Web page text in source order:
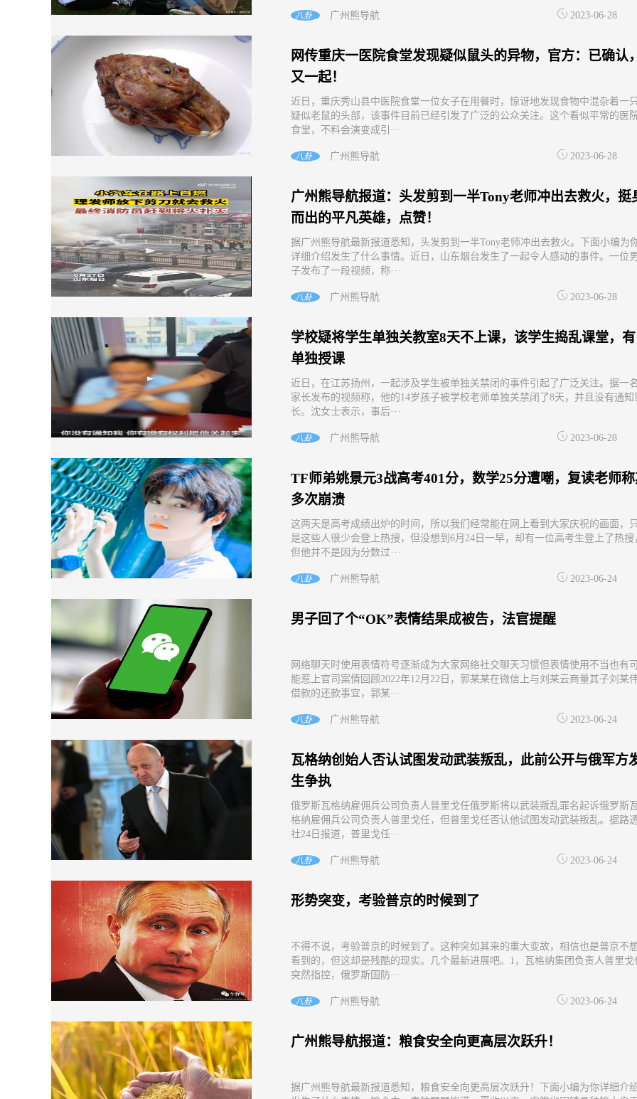
八卦 广州熊导航 2023-06-28
网传重庆一医院食堂发现疑似鼠头的异物，官方：已确认，
又一起！
近日，重庆秀山县中医院食堂一位女子在用餐时，惊讶地发现食物中混杂着一只
疑似老鼠的头部，该事件目前已经引发了广泛的公众关注。这个看似平常的医
食堂，不料会演变成引···
八卦 广州熊导航 2023-06-28
广州熊导航报道：头发剪到一半Tony老师冲出去救火，挺
而出的平凡英雄，点赞！
据广州熊导航最新报道悉知，头发剪到一半Tony老师冲出去救火。下面小编为
详细介绍发生了什么事情。近日，山东烟台发生了一起令人感动的事件。一位
子发布了一段视频，称···
八卦 广州熊导航 2023-06-28
学校疑将学生单独关教室8天不上课，该学生捣乱课堂，有
单独授课
近日，在江苏扬州，一起涉及学生被单独关禁闭的事件引起了广泛关注。据一名
家长发布的视频称，他的14岁孩子被学校老师单独关禁闭了8天，并且没有通知
长。沈女士表示，事后···
八卦 广州熊导航 2023-06-28
TF师弟姚景元3战高考401分，数学25分遭嘲，复读老师
多次崩溃
这两天是高考成绩出炉的时间，所以我们经常能在网上看到大家庆祝的画面，只
是这些人很少会登上热搜，但没想到6月24日一早，却有一位高考生登上了热搜
但他并不是因为分数过···
八卦 广州熊导航 2023-06-24
男子回了个“OK”表情结果成被告，法官提醒
网络聊天时使用表情符号逐渐成为大家网络社交聊天习惯但表情使用不当也有可
能惹上官司案情回顾2022年12月22日，郭某某在微信上与刘某云商量其子刘某
借款的还款事宜，郭某···
八卦 广州熊导航 2023-06-24
瓦格纳创始人否认试图发动武装叛乱，此前公开与俄军方
生争执
俄罗斯瓦格纳雇佣兵公司负责人普里戈任俄罗斯将以武装叛乱罪名起诉俄罗斯
格纳雇佣兵公司负责人普里戈任，但普里戈任否认他试图发动武装叛乱。据路
社24日报道，普里戈任···
八卦 广州熊导航 2023-06-24
形势突变，考验普京的时候到了
不得不说，考验普京的时候到了。这种突如其来的重大变故，相信也是普京不
看到的，但这却是残酷的现实。几个最新进展吧。1，瓦格纳集团负责人普里戈
突然指控，俄罗斯国防···
八卦 广州熊导航 2023-06-24
广州熊导航报道：粮食安全向更高层次跃升！
据广州熊导航最新报道悉知，粮食安全向更高层次跃升！下面小编为你详细介